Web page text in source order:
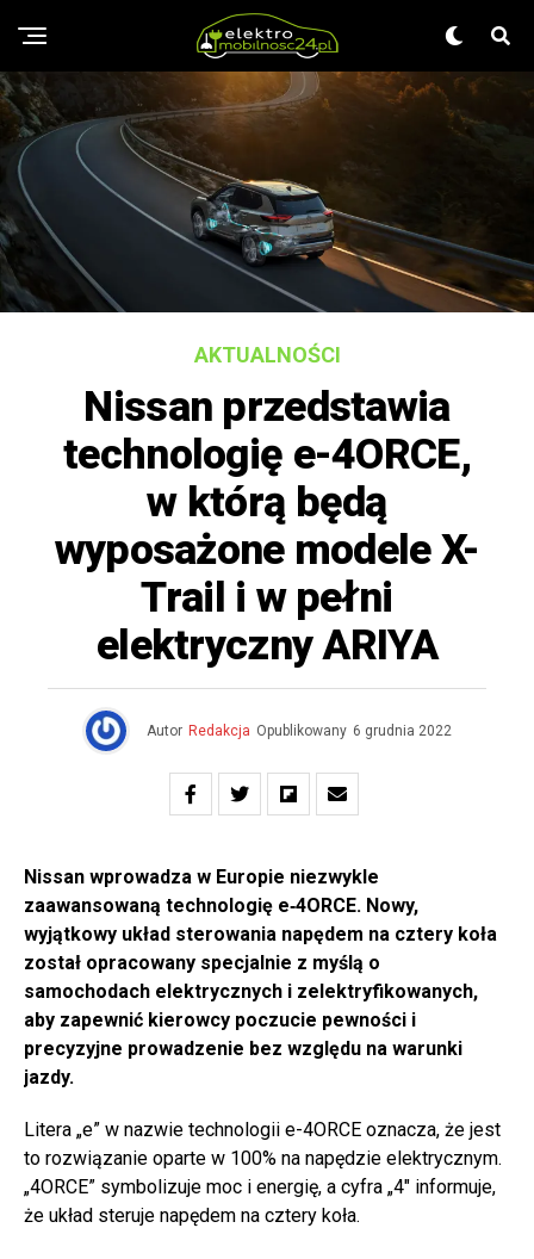
AKTUALNOŚCI
Nissan przedstawia
technologię e-4ORCE,
w którą będą
wyposażone modele X-
Trail i w pełni
elektryczny ARIYA
Autor Redakcja Opublikowany 6 grudnia 2022
Nissan wprowadza w Europie niezwykle
zaawansowaną technologię e‑4ORCE. Nowy,
wyjątkowy układ sterowania napędem na cztery koła
został opracowany specjalnie z myślą o
samochodach elektrycznych i zelektryfikowanych,
aby zapewnić kierowcy poczucie pewności i
precyzyjne prowadzenie bez względu na warunki
jazdy.
Litera „e” w nazwie technologii e-4ORCE oznacza, że jest
to rozwiązanie oparte w 100% na napędzie elektrycznym.
„4ORCE” symbolizuje moc i energię, a cyfra „4″ informuje,
że układ steruje napędem na cztery koła.